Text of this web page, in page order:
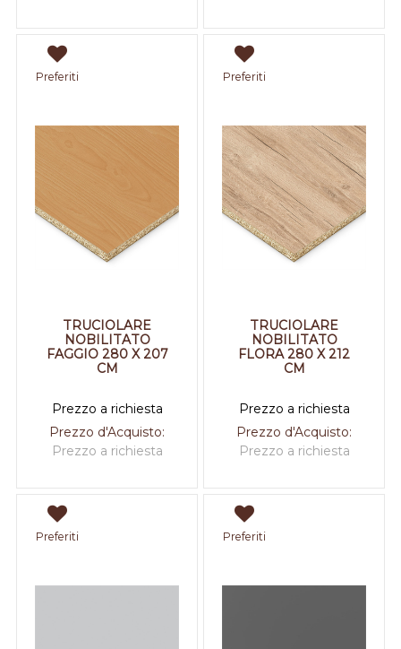
Preferiti
TRUCIOLARE
NOBILITATO
FAGGIO 280 X 207
CM
Prezzo a richiesta
Prezzo d'Acquisto:
Prezzo a richiesta
Preferiti
TRUCIOLARE
NOBILITATO
FLORA 280 X 212
CM
Prezzo a richiesta
Prezzo d'Acquisto:
Prezzo a richiesta
Preferiti Preferiti